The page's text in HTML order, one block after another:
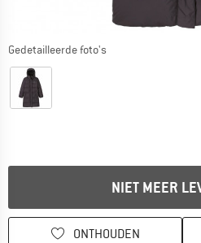
Gedetailleerde foto's
NIET MEER
ONTHOUDEN